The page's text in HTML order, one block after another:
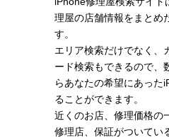
理屋の店舗情報をまとめ
す。
エリア検索だけでなく、
ード検索もできるので、
らあなたの希望にあった
ることができます。
近くのお店、修理価格の
修理店、保証がついてい